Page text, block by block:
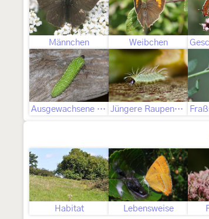
Männchen Weibchen
Ausgewachsene Raupe Jüngere Raupenstadien
Habitat Lebensweise